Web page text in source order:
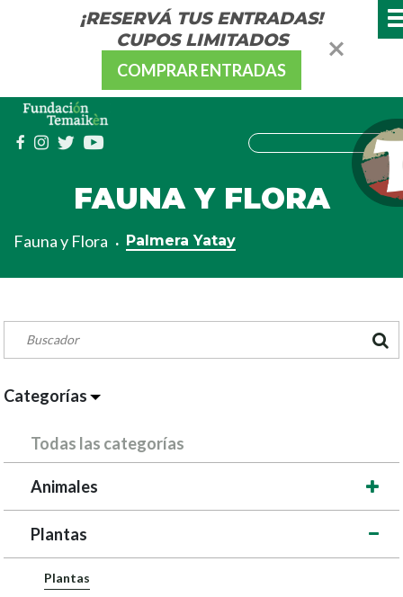
¡RESERVÁ TUS ENTRADAS!
CUPOS LIMITADOS
COMPRAR ENTRADAS
FAUNA Y FLORA
Fauna y Flora Palmera Yatay
Categorías
Todas las categorías
Animales
Plantas
Plantas